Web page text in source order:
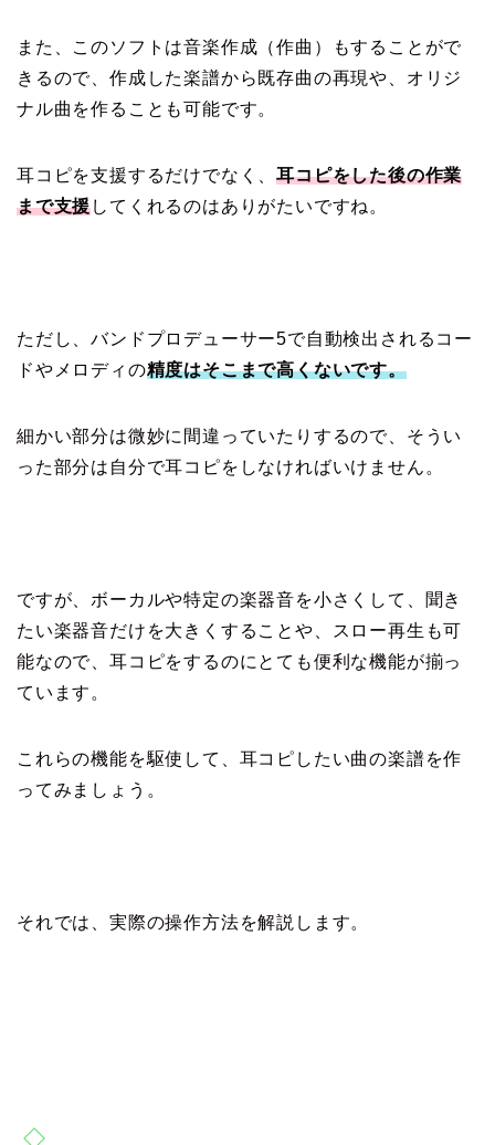
また、このソフトは音楽作成（作曲）もすることがで
きるので、作成した楽譜から既存曲の再現や、オリジ
ナル曲を作ることも可能です。
耳コピを支援するだけでなく、耳コピをした後の作業
まで支援してくれるのはありがたいですね。
ただし、バンドプロデューサー5で自動検出されるコー
ドやメロディの精度はそこまで高くないです。
細かい部分は微妙に間違っていたりするので、そうい
った部分は自分で耳コピをしなければいけません。
ですが、ボーカルや特定の楽器音を小さくして、聞き
たい楽器音だけを大きくすることや、スロー再生も可
能なので、耳コピをするのにとても便利な機能が揃っ
ています。
これらの機能を駆使して、耳コピしたい曲の楽譜を作
ってみましょう。
それでは、実際の操作方法を解説します。